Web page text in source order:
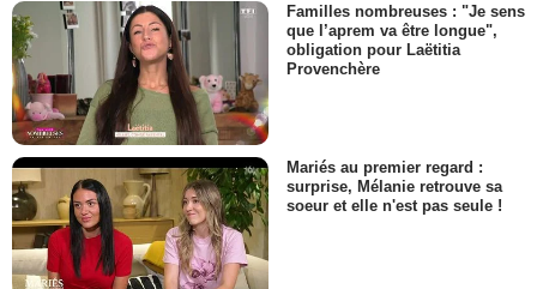
Familles nombreuses : "Je sens
que l’aprem va être longue",
obligation pour Laëtitia
Provenchère
Mariés au premier regard :
surprise, Mélanie retrouve sa
soeur et elle n'est pas seule !